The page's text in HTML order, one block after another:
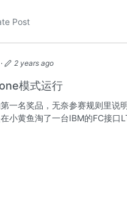
Post
· 2 years ago
模式运行
一名奖品，无奈参赛规则里
小黄鱼淘了一台IBM的FC接口